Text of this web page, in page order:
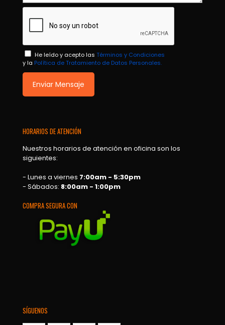
He leído y acepto las Términos y Condiciones
y la Política de Tratamiento de Datos Personales.
HORARIOS DE ATENCIÓN
Nuestros horarios de atención en oficina son los
siguientes:
- Lunes a viernes 7:00am - 5:30pm
- Sábados: 8:00am - 1:00pm
COMPRA SEGURA CON
SÍGUENOS